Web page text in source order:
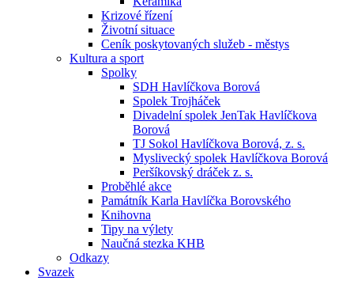
Krizové řízení
Životní situace
Ceník poskytovaných služeb - městys
Kultura a sport
Spolky
SDH Havlíčkova Borová
Spolek Trojháček
Divadelní spolek JenTak Havlíčkova
Borová
TJ Sokol Havlíčkova Borová, z. s.
Myslivecký spolek Havlíčkova Borová
Peršíkovský dráček z. s.
Proběhlé akce
Památník Karla Havlíčka Borovského
Knihovna
Tipy na výlety
Naučná stezka KHB
Odkazy
Svazek